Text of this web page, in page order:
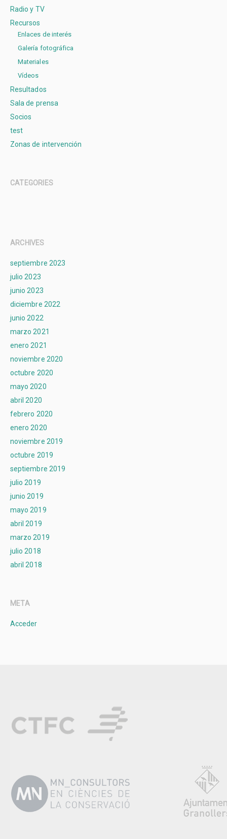
Radio y TV
Recursos
Enlaces de interés
Galería fotográfica
Materiales
Vídeos
Resultados
Sala de prensa
Socios
test
Zonas de intervención
CATEGORIES
ARCHIVES
septiembre 2023
julio 2023
junio 2023
diciembre 2022
junio 2022
marzo 2021
enero 2021
noviembre 2020
octubre 2020
mayo 2020
abril 2020
febrero 2020
enero 2020
noviembre 2019
octubre 2019
septiembre 2019
julio 2019
junio 2019
mayo 2019
abril 2019
marzo 2019
julio 2018
abril 2018
META
Acceder